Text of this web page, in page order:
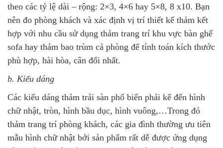
theo các tỷ lệ dài – rộng: 2×3, 4×6 hay 5×8, 8 x10. Bạn
nên đo phòng khách và xác định vị trí thiết kế thảm kết
hợp với nhu cầu sử dụng thảm trang trí khu vực bàn ghế
sofa hay thảm bao trùm cả phòng để tính toán kích thước
phù hợp, hài hòa, cân đối nhất.
b. Kiểu dáng
Các kiểu dáng thảm trải sàn phổ biến phải kể đến hình
chữ nhật, tròn, hình bầu dục, hình vuông,…Trong đó
thảm trang trí phòng khách, các gia đình thường ưu tiên
mẫu hình chữ nhật bởi sản phẩm rất dễ được ứng dụng